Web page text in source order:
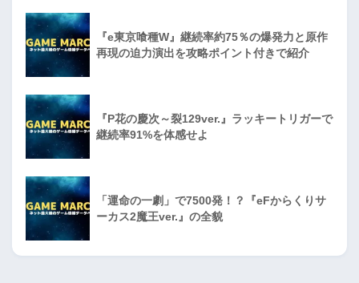
『e東京喰種W』継続率約75％の爆発力と原作
再現の迫力演出を攻略ポイント付きで紹介
『P花の慶次～裂129ver.』ラッキートリガーで
継続率91%を体感せよ
「運命の一劇」で7500発！？『eFからくりサ
ーカス2魔王ver.』の全貌